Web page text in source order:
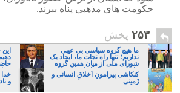
حکومت های مذهبی پناه ببرند.
۲۵۳ پخش
ما هیچ گروه سیاسی بی عیبی
نداریم؛ تنها راه نجات ما، ایجاد یک
شورای ملی از میان همین گروه
های پر عیب و ایراد است
کنکاشی پیرامونِ اَخلاقِ انسانی و
زَمینی
و